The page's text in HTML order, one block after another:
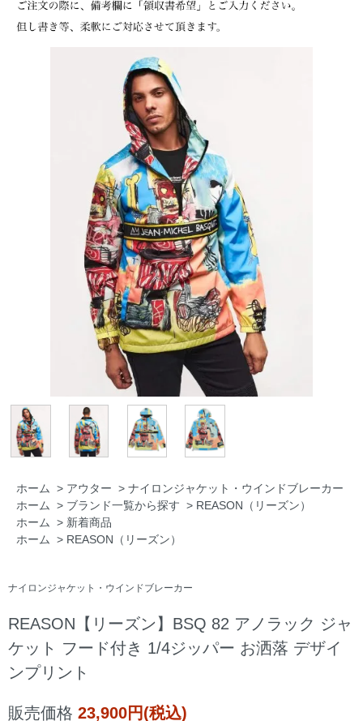
ホーム > アウター > ナイロンジャケット・ウインドブレーカー
ホーム > ブランド一覧から探す > REASON（リーズン）
ホーム > 新着商品
ホーム > REASON（リーズン）
ナイロンジャケット・ウインドブレーカー
REASON【リーズン】BSQ 82 アノラック ジャ
ケット フード付き 1/4ジッパー お洒落 デザイ
ンプリント
販売価格 23,900円(税込)